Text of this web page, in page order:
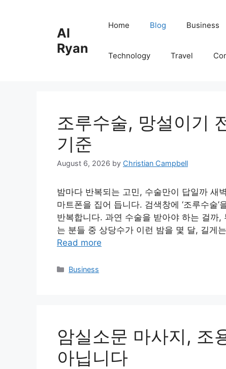
Al
Ryan
Home Blog Business
Technology Travel
조루수술, 망설이기
기준
August 6, 2026 by Christian Campbell
밤마다 반복되는 고민, 수술만이 답일까 새
마트폰을 집어 듭니다. 검색창에 ‘조루수술
반복합니다. 과연 수술을 받아야 하는 걸까
는 분들 중 상당수가 이런 밤을 몇 달, 길게
Read more
Categories
Business
암실소문 마사지, 조
아닙니다